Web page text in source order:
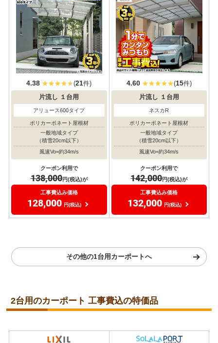
4.38 (21件)
片流し １台用
アリュース600タイプ
ポリカーボネート屋根材
一般地域タイプ
（積雪20cm以下）
風速Vo=約34m/s
クーポン利用で
138,000円(税込)が
工事費込み価格
128,000 円(税込)
4.60 (15件)
片流し １台用
ネスカR
ポリカーボネート屋根材
一般地域タイプ
（積雪20cm以下）
風速Vo=約34m/s
クーポン利用で
142,000円(税込)が
工事費込み価格
132,000 円(税込)
その他の1台用カーポートへ
2台用のカーポート 工事費込の特価品